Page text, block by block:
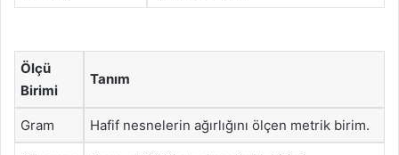
Ölçü
Birimi
Tanım
Gram Hafif nesnelerin ağırlığını ölçen metrik birim.